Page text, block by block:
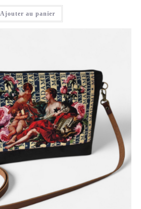
Ajouter au panier